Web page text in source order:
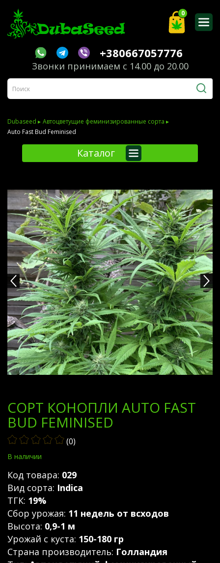
+380667057776
Звонки принимаем с 14.00 до 20.00
0
Dubaseed ▸ Автоцветущие феминизированные сорта ▸
Auto Fast Bud Feminised
Каталог
СОРТ КОНОПЛИ AUTO FAST
BUD FEMINISED
(0)
В наличии
Код товара: 029
Вид сорта: Indica
ТГК: 19%
Сбор урожая: 11 недель от всходов
Высота: 0,9-1 м
Урожай с куста: 150-180 гр
Страна производитель: Голландия